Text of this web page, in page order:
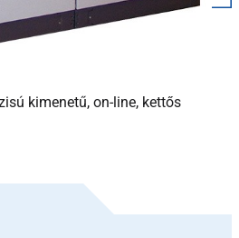
kimenetű, on-line, kettős